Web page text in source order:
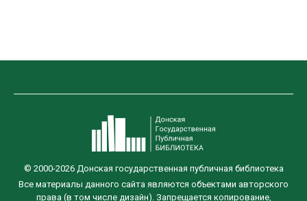
© 2000-2026 Донская государственная публичная библиотека
Все материалы данного сайта являются объектами авторского
права (в том числе дизайн). Запрещается копирование,